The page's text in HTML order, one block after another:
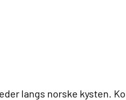
langs norske kysten.